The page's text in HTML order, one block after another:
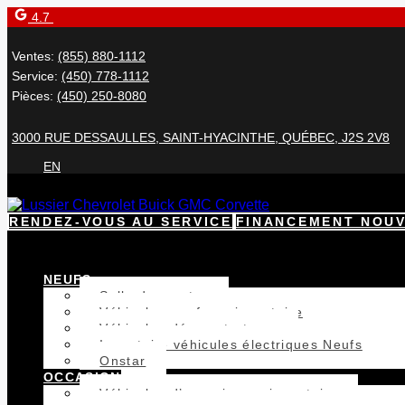
4.7
Ventes: (855) 880-1112
Service: (450) 778-1112
Pièces: (450) 250-8080
3000 RUE DESSAULLES SAINT-HYACINTHE QUÉBEC J2S 2V8
EN
RENDEZ-VOUS AU SERVICE FINANCEMENT
NEUFS
Salle de montre
Véhicules neufs en inventaire
Véhicules démonstrateurs
Inventaire véhicules électriques Neufs
Onstar
OCCASION
Véhicules d’occasion en inventaire